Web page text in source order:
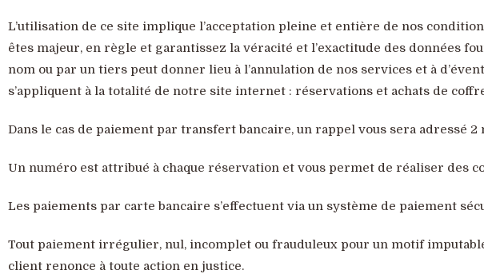
L’utilisation de ce site implique l’acceptation pleine et entière de nos
êtes majeur, en règle et garantissez la véracité et l’exactitude des données
nom ou par un tiers peut donner lieu à l’annulation de nos services et à
s’appliquent à la totalité de notre site internet : réservations et achats de
Dans le cas de paiement par transfert bancaire, un rappel vous sera
Un numéro est attribué à chaque réservation et vous permet de réaliser des
Les paiements par carte bancaire s’effectuent via un système de paiement
Tout paiement irrégulier, nul, incomplet ou frauduleux pour un motif
client renonce à toute action en justice.